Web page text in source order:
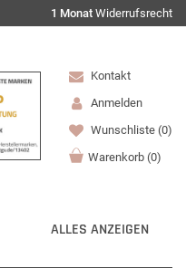
1 Monat Widerrufsrecht
Kontakt
Anmelden
Wunschliste (0)
Warenkorb (0)
ALLES ANZEIGEN